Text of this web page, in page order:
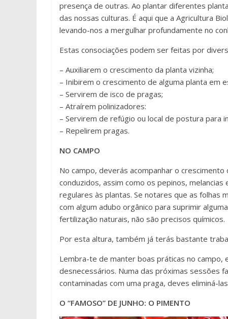
presença de outras. Ao plantar diferentes
das nossas culturas. É aqui que a Agricultura
levando-nos a mergulhar profundamente no
Estas consociações podem ser feitas por
– Auxiliarem o crescimento da planta vizinha;
– Inibirem o crescimento de alguma planta em
– Servirem de isco de pragas;
– Atraírem polinizadores:
– Servirem de refúgio ou local de postura para
– Repelirem pragas.
NO CAMPO
No campo, deverás acompanhar o
conduzidos, assim como os pepinos,
regulares às plantas. Se notares que as
com algum adubo orgânico para suprimir
fertilização naturais, não são precisos químicos.
Por esta altura, também já terás bastante
Lembra-te de manter boas práticas no campo,
desnecessários. Numa das próximas sessões
contaminadas com uma praga, deves eliminá-
O “FAMOSO” DE JUNHO: O PIMENTO